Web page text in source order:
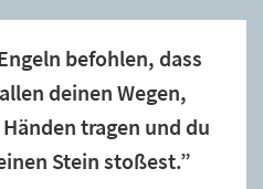
befohlen, dass
deinen Wegen,
tragen und du
Stein stoßest.”